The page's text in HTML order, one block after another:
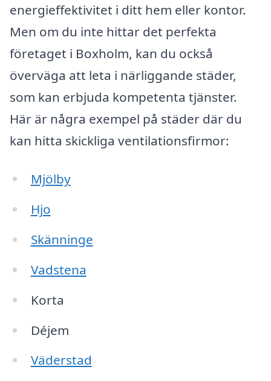
energieffektivitet i ditt hem eller kontor.
Men om du inte hittar det perfekta
företaget i Boxholm, kan du också
överväga att leta i närliggande städer,
som kan erbjuda kompetenta tjänster.
Här är några exempel på städer där du
kan hitta skickliga ventilationsfirmor:
Mjölby
Hjo
Skänninge
Vadstena
Korta
Déjem
Väderstad